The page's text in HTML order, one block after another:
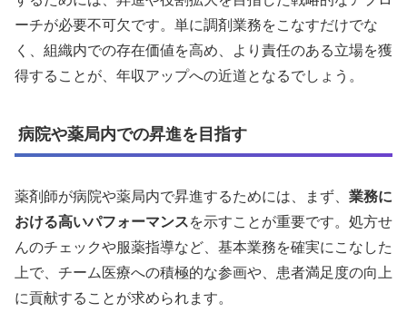
ーチが必要不可欠です。単に調剤業務をこなすだけでな
く、組織内での存在価値を高め、より責任のある立場を獲
得することが、年収アップへの近道となるでしょう。
病院や薬局内での昇進を目指す
薬剤師が病院や薬局内で昇進するためには、まず、 業務に
おける高いパフォーマンスを示すことが重要です。処方せ
んのチェックや服薬指導など、基本業務を確実にこなした
上で、チーム医療への積極的な参画や、患者満足度の向上
に貢献することが求められます。